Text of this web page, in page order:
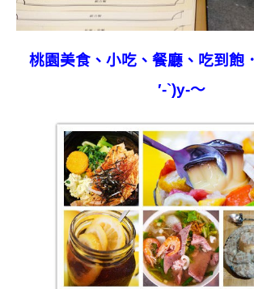
桃園美食、小吃、餐廳、吃到飽
′-`)y-～